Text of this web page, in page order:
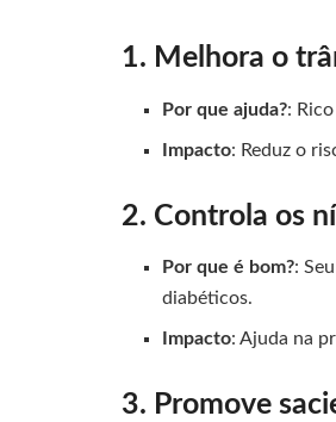
1. Melhora o
Por que ajuda?:
Impacto: Reduz o
2. Controla os
Por que é bom?:
diabéticos.
Impacto: Ajuda na
3. Promove